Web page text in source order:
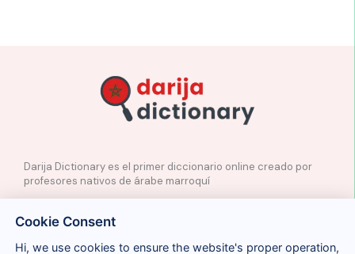
Darija Dictionary es el primer diccionario online creado por
profesores nativos de árabe marroquí
Contacto
📲Redes Sociales
🤝🏼Proponer palabras
Cookie Consent
Hi, we use cookies to ensure the website's proper operation,